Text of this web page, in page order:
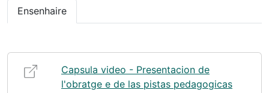
Ensenhaire
Capsula video - Presentacion de
l'obratge e de las pistas pedagogicas